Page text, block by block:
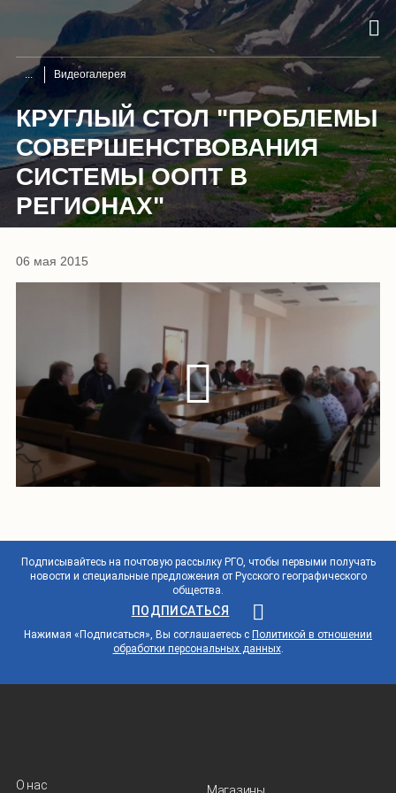
Видеогалерея
КРУГЛЫЙ СТОЛ "ПРОБЛЕМЫ
СОВЕРШЕНСТВОВАНИЯ
СИСТЕМЫ ООПТ В
РЕГИОНАХ"
06 мая 2015
Подписывайтесь на почтовую рассылку РГО, чтобы первыми получать
новости и специальные предложения от Русского географического
общества.
ПОДПИСАТЬСЯ
Нажимая «Подписаться», Вы соглашаетесь с Политикой в отношении
обработки персональных данных.
О нас